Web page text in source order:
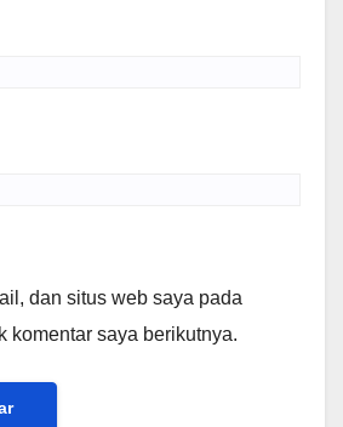
dan situs web saya pada
komentar saya berikutnya.